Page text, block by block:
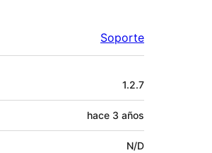
Soporte
1.2.7
hace 3 años
N/D